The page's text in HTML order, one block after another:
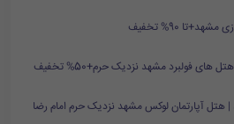
90% تخفیف
فولبرد مشهد نزدیک حرم+50% تخفیف
آپارتمان لوکس مشهد نزدیک حرم امام رضا